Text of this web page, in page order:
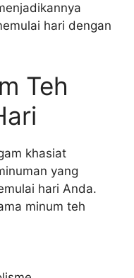
hari dengan
Teh
khasiat
yang
hari Anda.
minum teh